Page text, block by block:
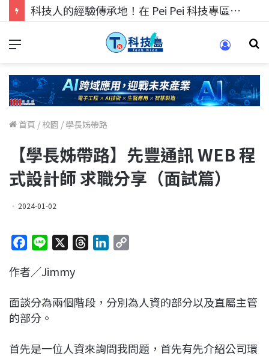
科技人的經驗傳承地！在 Pei Pei 科技專區，與學弟妹交流最硬核的技術
首頁 / 校園 / 學長姊帶路
【學長姊帶路】先豐通訊 WEB 程
式設計師 求職分享（面試篇）
2024-01-02
c
b
o
k
n
a
e
n
L
k
作者／Jimmy
面談分為兩個階段，分別為人資的部分以及直屬主管
的部分。
首先是一位人資來詢問我問題，首先有先介紹公司環